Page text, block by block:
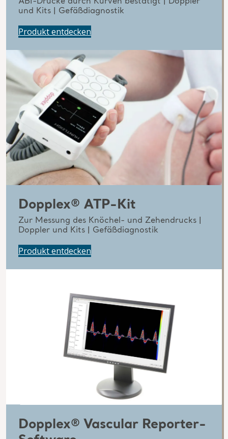
und Kits | Gefäßdiagnostik
Produkt entdecken
Dopplex® ATP-Kit
Zur Messung des Knöchel- und Zehendrucks |
Doppler und Kits | Gefäßdiagnostik
Produkt entdecken
Dopplex® Vascular Reporter-